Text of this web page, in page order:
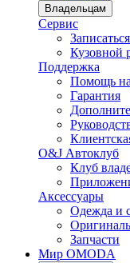
Владельцам
Сервис
Кузовной
Поддержка
Помощь
Гарантия
O&J Автоклуб
Клуб
Аксессуары
Одежда и
Запчасти
Мир OMODA